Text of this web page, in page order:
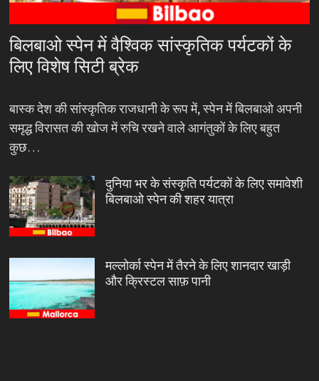
बिलबाओ स्पेन में वैश्विक सांस्कृतिक पर्यटकों के
लिए विशेष सिटी ब्रेक
बास्क देश की सांस्कृतिक राजधानी के रूप में, स्पेन में बिलबाओ अपनी
समृद्ध विरासत की खोज में रुचि रखने वाले आगंतुकों के लिए बहुत
कुछ…
दुनिया भर के संस्कृति पर्यटकों के लिए समावेशी
बिलबाओ स्पेन की शहर यात्रा
मल्लोर्का स्पेन में तैरने के लिए शानदार खाड़ी
और क्रिस्टल साफ़ पानी